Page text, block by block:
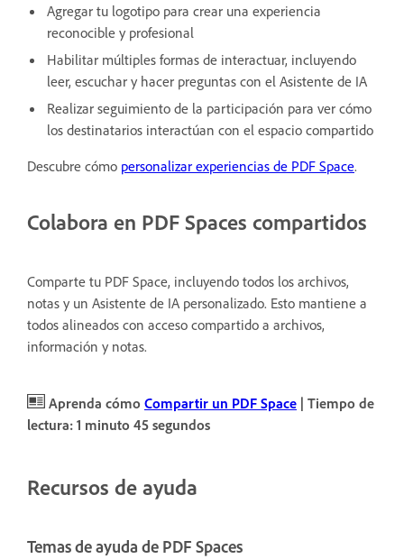
Agregar tu logotipo para crear una experiencia
reconocible y profesional
Habilitar múltiples formas de interactuar, incluyendo
leer, escuchar y hacer preguntas con el Asistente de IA
Realizar seguimiento de la participación para ver cómo
los destinatarios interactúan con el espacio compartido
Descubre cómo personalizar experiencias de PDF Space.
Colabora en PDF Spaces compartidos
Comparte tu PDF Space, incluyendo todos los archivos,
notas y un Asistente de IA personalizado. Esto mantiene a
todos alineados con acceso compartido a archivos,
información y notas.
Aprenda cómo Compartir un PDF Space | Tiempo de
lectura: 1 minuto 45 segundos
Recursos de ayuda
Temas de ayuda de PDF Spaces